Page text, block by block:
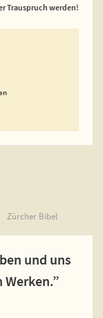
Trauspruch werden!
Zürcher Bibel
und uns
Werken.”